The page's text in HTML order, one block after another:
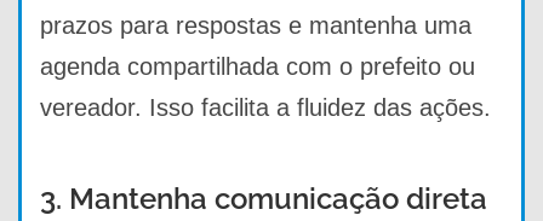
prazos para respostas e mantenha uma
agenda compartilhada com o prefeito ou
vereador. Isso facilita a fluidez das ações.
3. Mantenha comunicação direta